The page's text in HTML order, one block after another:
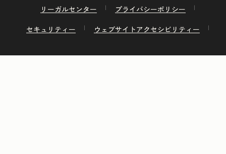
リーガルセンター
プライバシーポリシー
セキュリティー
ウェブサイトアクセシビリティー